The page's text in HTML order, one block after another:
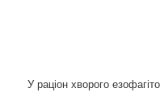
У раціон хворого